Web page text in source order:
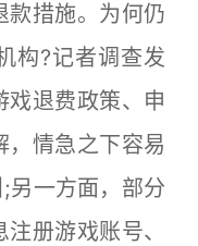
款措施。为何仍
构?记者调查发
戏退费政策、申
，情急之下容易
另一方面，部分
册游戏账号、